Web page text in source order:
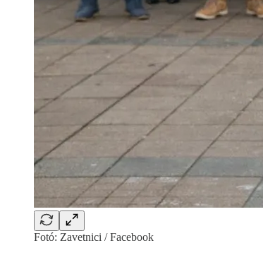
Fotó: Zavetnici / Facebook